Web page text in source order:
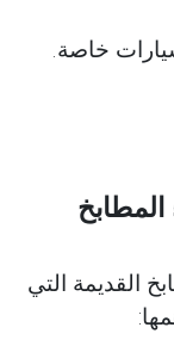
خاصة.
المطابخ
القديمة التي